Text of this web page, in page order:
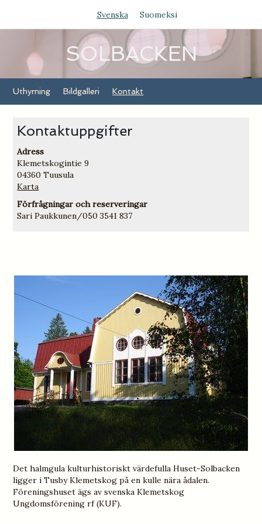
Svenska Suomeksi
SOLBACKEN
Uthyrning Bildgalleri Kontakt
Kontaktuppgifter
Adress
Klemetskogintie 9
04360 Tuusula
Karta
Förfrågningar och reserveringar
Sari Paukkunen/050 3541 837
Det halmgula kulturhistoriskt värdefulla Huset-Solbacken
ligger i Tusby Klemetskog på en kulle nära ådalen.
Föreningshuset ägs av svenska Klemetskog
Ungdomsförening rf (KUF).